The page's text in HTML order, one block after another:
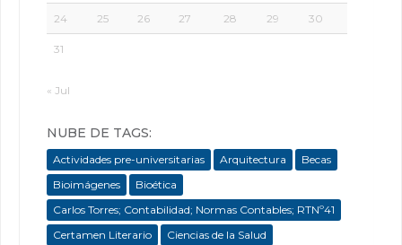
24 25 26 27 28 29 30
31
« Jul
NUBE DE TAGS:
Actividades pre-universitarias Arquitectura
Becas
Bioimágenes
Bioética
Carlos Torres; Contabilidad; Normas Contables; RTNº41
Certamen Literario
Ciencias de la Salud